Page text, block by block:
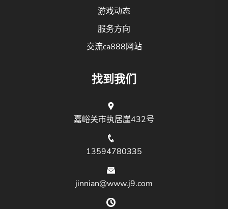
游戏动态
服务方向
交流ca888网站
找到我们
嘉峪关市执居崖432号
13594780335
jinnian@www.j9.com